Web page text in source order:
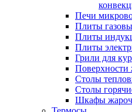
Печи
Плиты
Плиты
Плиты
Грили для кур
Поверхности
Столы
Столы
Шкафы